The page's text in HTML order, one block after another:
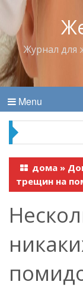
Журнал для
Menu
дома »
трещин на